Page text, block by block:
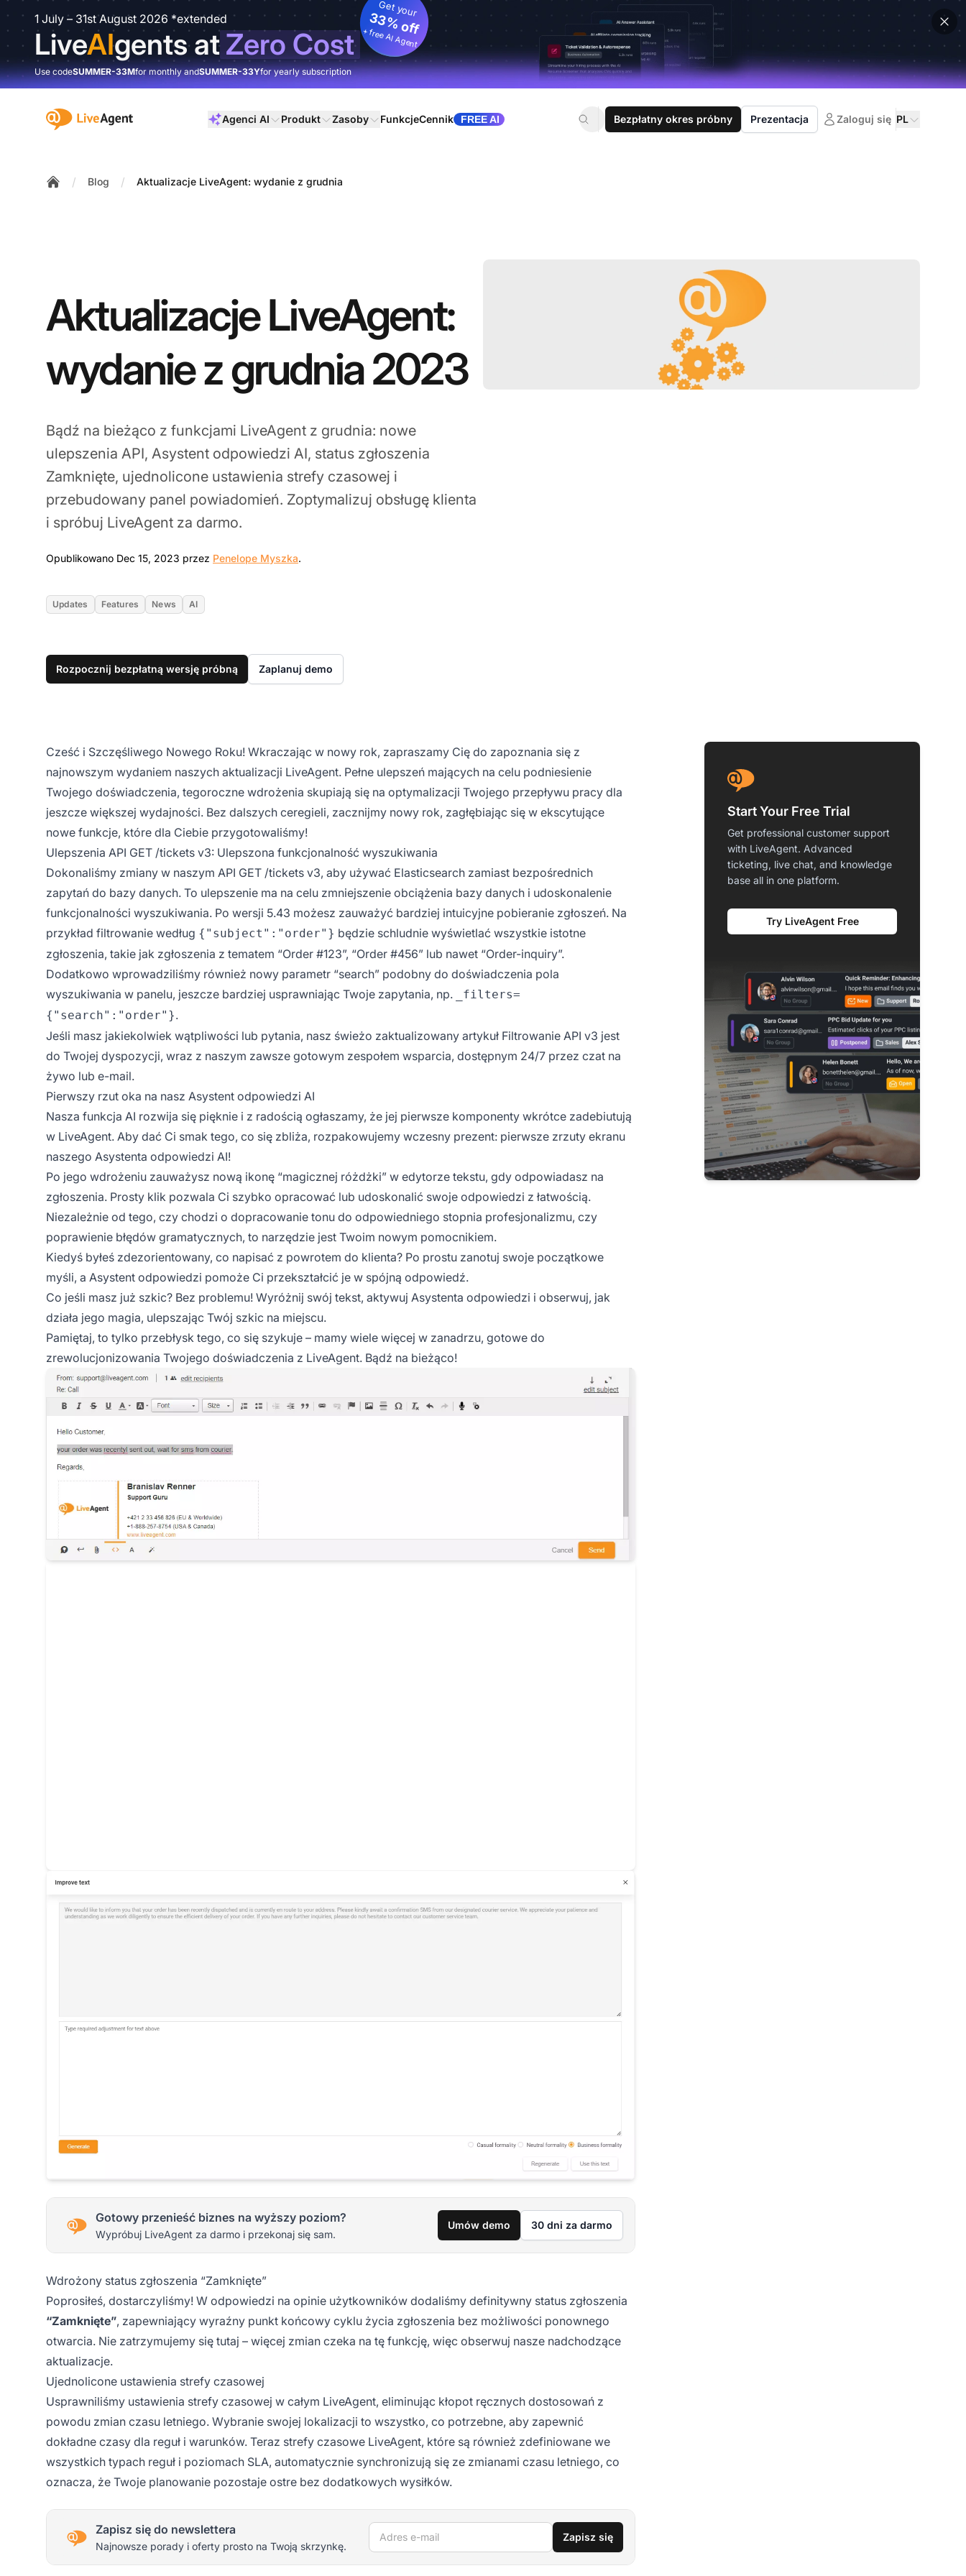
1 July – 31st August 2026 *extended
LiveAIgents atZero Cost
Get your
33% off
+ free AI Agent
Use codeSUMMER-33Mfor monthly andSUMMER-33Yfor yearly subscription
:site.title Agenci AI Produkt Zasoby FunkcjeCennik FREE AI Bezpłatny okres próbny Prezentacja Zaloguj się PL
/ Blog / Aktualizacje LiveAgent: wydanie z grudnia
Aktualizacje LiveAgent:
wydanie z grudnia 2023
Bądź na bieżąco z funkcjami LiveAgent z grudnia: nowe
ulepszenia API, Asystent odpowiedzi AI, status zgłoszenia
Zamknięte, ujednolicone ustawienia strefy czasowej i
przebudowany panel powiadomień. Zoptymalizuj obsługę klienta
i spróbuj LiveAgent za darmo.
Opublikowano Dec 15, 2023 przez Penelope Myszka.
Updates Features News AI
Rozpocznij bezpłatną wersję próbną Zaplanuj demo
Cześć i Szczęśliwego Nowego Roku! Wkraczając w nowy rok, zapraszamy Cię do zapoznania się z
najnowszym wydaniem naszych aktualizacji LiveAgent. Pełne ulepszeń mających na celu podniesienie
Twojego doświadczenia, tegoroczne wdrożenia skupiają się na optymalizacji Twojego przepływu pracy dla
jeszcze większej wydajności. Bez dalszych ceregieli, zacznijmy nowy rok, zagłębiając się w ekscytujące
nowe funkcje, które dla Ciebie przygotowaliśmy!
Ulepszenia API GET /tickets v3: Ulepszona funkcjonalność wyszukiwania
Dokonaliśmy zmiany w naszym API GET /tickets v3, aby używać Elasticsearch zamiast bezpośrednich
zapytań do bazy danych. To ulepszenie ma na celu zmniejszenie obciążenia bazy danych i udoskonalenie
funkcjonalności wyszukiwania. Po wersji 5.43 możesz zauważyć bardziej intuicyjne pobieranie zgłoszeń. Na
przykład filtrowanie według {"subject":"order"} będzie schludnie wyświetlać wszystkie istotne
zgłoszenia, takie jak zgłoszenia z tematem “Order #123”, “Order #456” lub nawet “Order-inquiry”.
Dodatkowo wprowadziliśmy również nowy parametr “search” podobny do doświadczenia pola
wyszukiwania w panelu, jeszcze bardziej usprawniając Twoje zapytania, np.
_filters=
{"search":"order"}.
Jeśli masz jakiekolwiek wątpliwości lub pytania, nasz świeżo zaktualizowany artykuł Filtrowanie API v3 jest
do Twojej dyspozycji, wraz z naszym zawsze gotowym zespołem wsparcia, dostępnym 24/7 przez czat na
żywo lub e-mail.
Pierwszy rzut oka na nasz Asystent odpowiedzi AI
Nasza funkcja AI rozwija się pięknie i z radością ogłaszamy, że jej pierwsze komponenty wkrótce zadebiutują
w LiveAgent. Aby dać Ci smak tego, co się zbliża, rozpakowujemy wczesny prezent: pierwsze zrzuty ekranu
naszego Asystenta odpowiedzi AI!
Po jego wdrożeniu zauważysz nową ikonę “magicznej różdżki” w edytorze tekstu, gdy odpowiadasz na
zgłoszenia. Prosty klik pozwala Ci szybko opracować lub udoskonalić swoje odpowiedzi z łatwością.
Niezależnie od tego, czy chodzi o dopracowanie tonu do odpowiedniego stopnia profesjonalizmu, czy
poprawienie błędów gramatycznych, to narzędzie jest Twoim nowym pomocnikiem.
Kiedyś byłeś zdezorientowany, co napisać z powrotem do klienta? Po prostu zanotuj swoje początkowe
myśli, a Asystent odpowiedzi pomoże Ci przekształcić je w spójną odpowiedź.
Co jeśli masz już szkic? Bez problemu! Wyróżnij swój tekst, aktywuj Asystenta odpowiedzi i obserwuj, jak
działa jego magia, ulepszając Twój szkic na miejscu.
Pamiętaj, to tylko przebłysk tego, co się szykuje – mamy wiele więcej w zanadrzu, gotowe do
zrewolucjonizowania Twojego doświadczenia z LiveAgent. Bądź na bieżąco!
Gotowy przenieść biznes na wyższy poziom?
Wypróbuj LiveAgent za darmo i przekonaj się sam.
Umów demo 30 dni za darmo
Wdrożony status zgłoszenia “Zamknięte”
Poprosiłeś, dostarczyliśmy! W odpowiedzi na opinie użytkowników dodaliśmy definitywny status zgłoszenia
“Zamknięte”, zapewniający wyraźny punkt końcowy cyklu życia zgłoszenia bez możliwości ponownego
otwarcia. Nie zatrzymujemy się tutaj – więcej zmian czeka na tę funkcję, więc obserwuj nasze nadchodzące
aktualizacje.
Ujednolicone ustawienia strefy czasowej
Usprawniliśmy ustawienia strefy czasowej w całym LiveAgent, eliminując kłopot ręcznych dostosowań z
powodu zmian czasu letniego. Wybranie swojej lokalizacji to wszystko, co potrzebne, aby zapewnić
dokładne czasy dla reguł i warunków. Teraz strefy czasowe LiveAgent, które są również zdefiniowane we
wszystkich typach reguł i poziomach SLA, automatycznie synchronizują się ze zmianami czasu letniego, co
oznacza, że Twoje planowanie pozostaje ostre bez dodatkowych wysiłków.
Zapisz się do newslettera
Najnowsze porady i oferty prosto na Twoją skrzynkę.
Adres e-mail Zapisz się
Start Your Free Trial
Get professional customer support
with LiveAgent. Advanced
ticketing, live chat, and knowledge
base all in one platform.
Try LiveAgent Free